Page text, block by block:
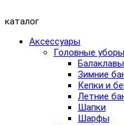
каталог
Аксессуары
Головные
Зимние
Кепки и
Летние
Шапки
Шарфы